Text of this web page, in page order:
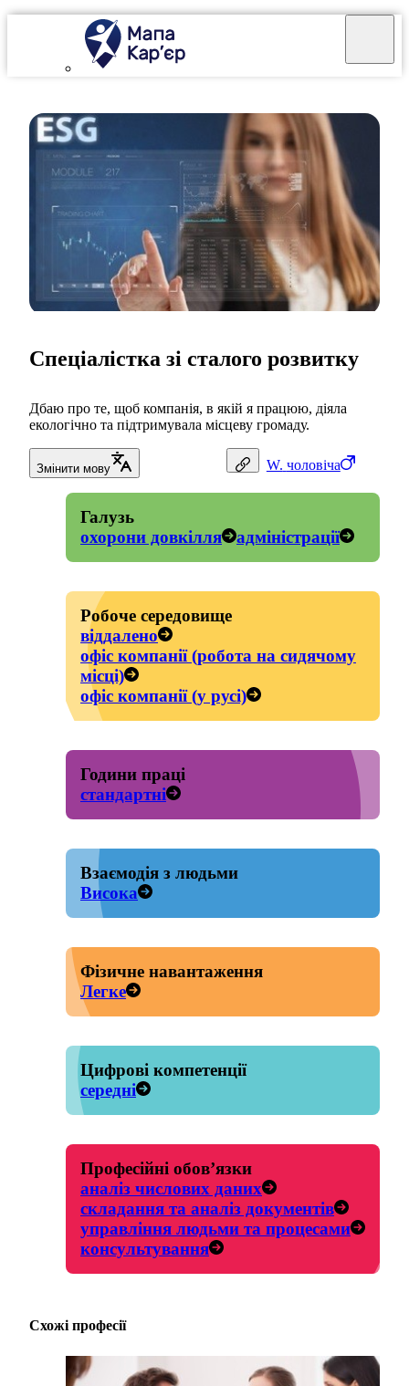
W. чоловіча
Спеціалістка зі сталого розвитку
Дбаю про те, щоб компанія, в якій я працюю, діяла
екологічно та підтримувала місцеву громаду.
Змінити мову
Галузь
охорони довкілля
адміністрації
Робоче середовище
віддалено
офіс компанії (робота на сидячому
місці)
офіс компанії (у русі)
Години праці
стандартні
Взаємодія з людьми
Висока
Фізичне навантаження
Легке
Цифрові компетенції
середні
Професійні обов’язки
аналіз числових даних
складання та аналіз документів
управління людьми та процесами
консультування
Схожі професії